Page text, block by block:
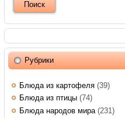
Рубрики
Блюда из картофеля (39)
Блюда из птицы (74)
Блюда народов мира (231)